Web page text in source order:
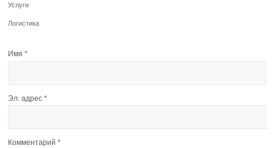
Услуги
Логистика
Комментарий*
Имя*
Эл. адрес*